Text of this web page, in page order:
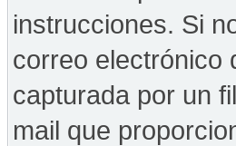
instrucciones. Si
correo electrónico
capturada por un
mail que